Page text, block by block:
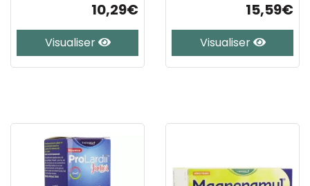
10,29€
Visualiser
15,59€
Visualiser